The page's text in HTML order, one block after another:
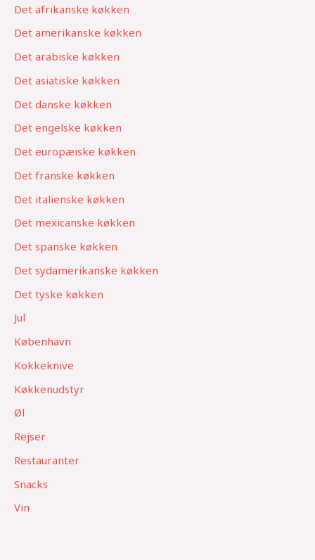
Det afrikanske køkken
Det amerikanske køkken
Det arabiske køkken
Det asiatiske køkken
Det danske køkken
Det engelske køkken
Det europæiske køkken
Det franske køkken
Det italienske køkken
Det mexicanske køkken
Det spanske køkken
Det sydamerikanske køkken
Det tyske køkken
Jul
København
Kokkeknive
Køkkenudstyr
Øl
Rejser
Restauranter
Snacks
Vin